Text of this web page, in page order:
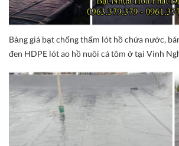
Bảng giá bạt chống thấm lót hồ chứa nước,
đen HDPE lót ao hồ nuôi cá tôm ở tại Vinh